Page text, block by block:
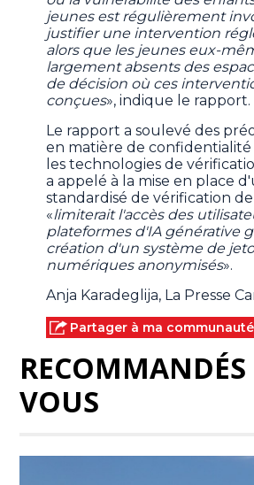
jeunes est régulièrement
justifier une intervention
alors que les jeunes eux-
largement absents des
de décision où ces
conçues», indique le rapport.
Le rapport a soulevé des
en matière de
les technologies de
a appelé à la mise en place
standardisé de vérification
«limiterait l'accès des
plateformes d'IA générative
création d'un système de
numériques anonymisés».
Anja Karadeglija, La Presse
Partager à ma communauté
VOUS